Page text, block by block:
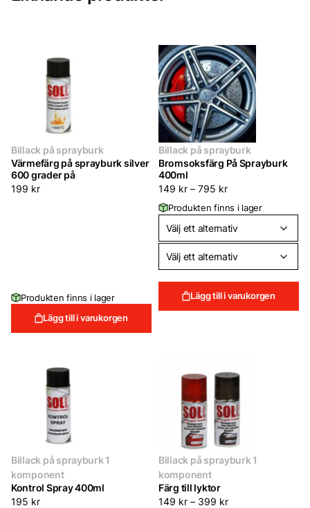
Billack på sprayburk
Värmefärg på sprayburk silver
600 grader på
199 kr
Produkten finns i lager
Lägg till i varukorgen
Billack på sprayburk
Bromsoksfärg På Sprayburk
400ml
149 kr – 795 kr
Produkten finns i lager
Lägg till i varukorgen
Billack på sprayburk 1
komponent
Kontrol Spray 400ml
195 kr
Billack på sprayburk 1
komponent
Färg till lyktor
149 kr – 399 kr